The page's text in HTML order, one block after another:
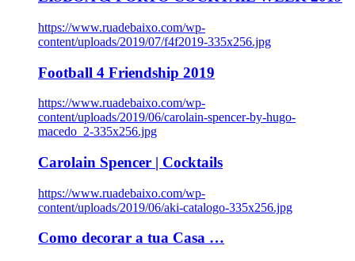
https://www.ruadebaixo.com/wp-
content/uploads/2019/07/f4f2019-335x256.jpg
Football 4 Friendship 2019
https://www.ruadebaixo.com/wp-
content/uploads/2019/06/carolain-spencer-by-hugo-
macedo_2-335x256.jpg
Carolain Spencer | Cocktails
https://www.ruadebaixo.com/wp-
content/uploads/2019/06/aki-catalogo-335x256.jpg
Como decorar a tua Casa …